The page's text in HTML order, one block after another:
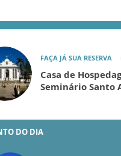
ENVIAR
FAÇA JÁ SUA RESERVA
Casa de
Seminário Santo
DO DIA